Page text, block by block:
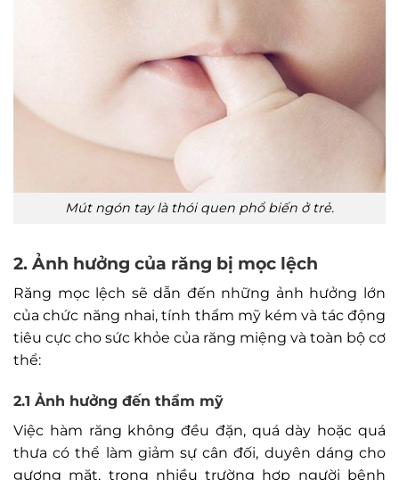
Mút ngón tay là thói quen phổ biến ở trẻ.
2. Ảnh hưởng của răng bị mọc lệch
Răng mọc lệch sẽ dẫn đến những ảnh hưởng lớn
của chức năng nhai, tính thẩm mỹ kém và tác động
tiêu cực cho sức khỏe của răng miệng và toàn bộ cơ
thể:
2.1 Ảnh hưởng đến thẩm mỹ
Việc hàm răng không đều đặn, quá dày hoặc quá
thưa có thể làm giảm sự cân đối, duyên dáng cho
gương mặt, trong nhiều trường hợp người bệnh